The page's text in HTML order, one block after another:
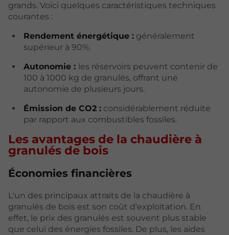
grands. Voici quelques caractéristiques techniques
courantes :
Rendement énergétique :généralement
supérieur à 90%.
Autonomie : les réservoirs peuvent contenir de
100 à 1000 kg de granulés, offrant une
autonomie de plusieurs jours.
Émission de CO2 :considérablement réduite
par rapport aux combustibles fossiles.
Les avantages de la chaudière à
granulés de bois
Économies financières
L'un des principaux attraits de la chaudière à
granulés de bois est son coût d'exploitation. En
effet, le prix des granulés est souvent plus stable
que celui des énergies fossiles. De plus, les aides